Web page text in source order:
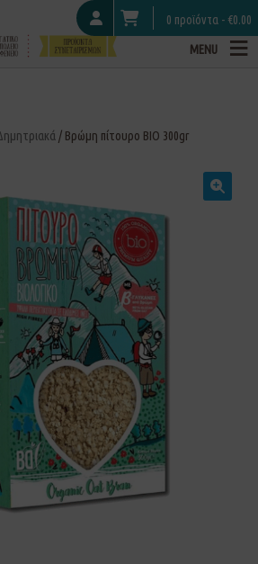
0 προϊόντα - €0.00
MENU
/ Βρώμη πίτουρο ΒΙΟ 300gr